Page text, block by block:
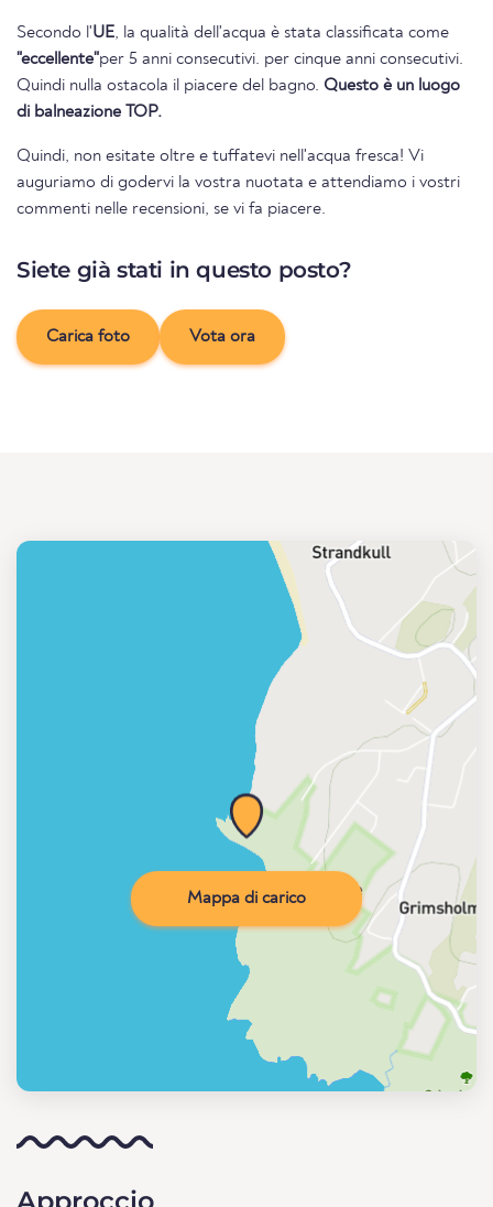
Secondo l'UE, la qualità dell'acqua è stata classificata come
"eccellente"per 5 anni consecutivi. per cinque anni consecutivi.
Quindi nulla ostacola il piacere del bagno. Questo è un luogo
di balneazione TOP.
Quindi, non esitate oltre e tuffatevi nell'acqua fresca! Vi
auguriamo di godervi la vostra nuotata e attendiamo i vostri
commenti nelle recensioni, se vi fa piacere.
Siete già stati in questo posto?
Carica foto Vota ora
Mappa di carico